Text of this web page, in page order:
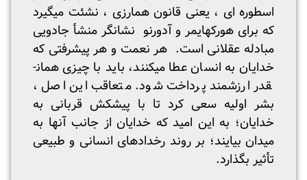
اسطوره ای ، یعنی قانون هم­ارزی ، نشئت می­گیرد
که برای هورکهایمر و آدورنو نشانگر منشأ جادویی
مبادله عقلانی است. هر نعمت و هر پیشرفتی که
خدایان به انسان عطا می­کنند، باید با چیزی همان­
قدر ارزشمند پرداخت شود. متعاقب این اصل ،
بشر اولیه سعی کرد تا با پیشکش قربانی به
خدایان؛ به این امید که خدایان از جانب آن­ها به
میدان بیایند؛ بر روند رخدادهای انسانی و طبیعی
تأثیر بگذارد.